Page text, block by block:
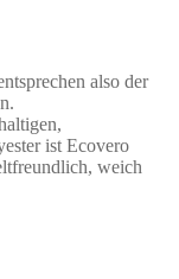
also der
ist Ecovero
weich